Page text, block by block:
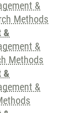
&
Methods
&
&
Methods
&
&